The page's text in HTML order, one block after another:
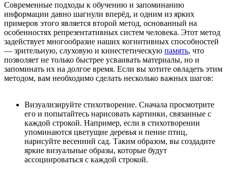
Современные подходы к обучению и запоминанию
информации давно шагнули вперёд, и одним из ярких
примеров этого является второй метод, основанный на
особенностях репрезентативных систем человека. Этот метод
задействует многообразие наших когнитивных способностей
— зрительную, слуховую и кинестетическую память, что
позволяет не только быстрее усваивать материалы, но и
запоминать их на долгое время. Если вы хотите овладеть этим
методом, вам необходимо сделать несколько важных шагов:
Визуализируйте стихотворение. Сначала просмотрите
его и попытайтесь нарисовать картинки, связанные с
каждой строкой. Например, если в стихотворении
упоминаются цветущие деревья и пение птиц,
нарисуйте весенний сад. Таким образом, вы создадите
яркие визуальные образы, которые будут
ассоциироваться с каждой строкой.